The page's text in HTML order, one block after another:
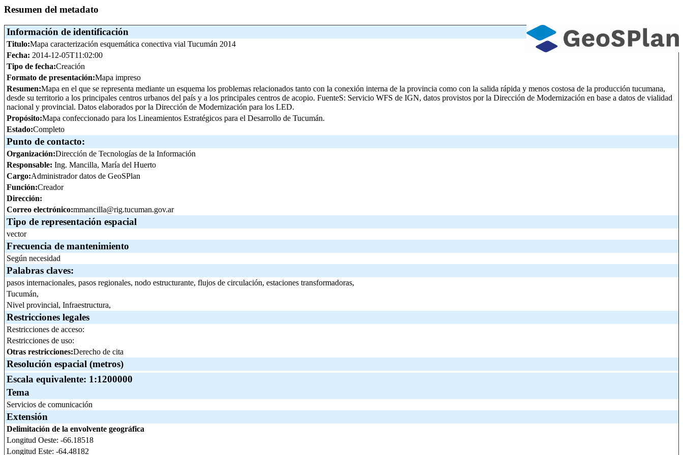
Resumen del metadato
Información de identificación
Titulo:Mapa caracterización esquemática conectiva vial Tucumán 2014
Fecha: 2014-12-05T11:02:00
Tipo de fecha:Creación
Formato de presentación:Mapa impreso
Resumen:Mapa en el que se representa mediante un esquema los problemas relacionados tanto con la conexión interna de la provincia como con la salida rápida y menos costosa de la producción tucumana,
desde su territorio a los principales centros urbanos del país y a los principales centros de acopio. FuenteS: Servicio WFS de IGN, datos provistos por la Dirección de Modernización en base a datos de vialidad
nacional y provincial. Datos elaborados por la Dirección de Modernización para los LED.
Propósito:Mapa confeccionado para los Lineamientos Estratégicos para el Desarrollo de Tucumán.
Estado:Completo
Punto de contacto:
Organización:Dirección de Tecnologías de la Información
Responsable: Ing. Mancilla, María del Huerto
Cargo:Administrador datos de GeoSPlan
Función:Creador
Dirección:
Correo electrónico:mmancilla@rig.tucuman.gov.ar
Tipo de representación espacial
vector
Frecuencia de mantenimiento
Según necesidad
Palabras claves:
pasos internacionales, pasos regionales, nodo estructurante, flujos de circulación, estaciones transformadoras,
Tucumán,
Nivel provincial, Infraestructura,
Restricciones legales
Restricciones de acceso:
Restricciones de uso:
Otras restricciones:Derecho de cita
Resolución espacial (metros)
Escala equivalente: 1:1200000
Tema
Servicios de comunicación
Extensión
Delimitación de la envolvente geográfica
Longitud Oeste: -66.18518
Longitud Este: -64.48182